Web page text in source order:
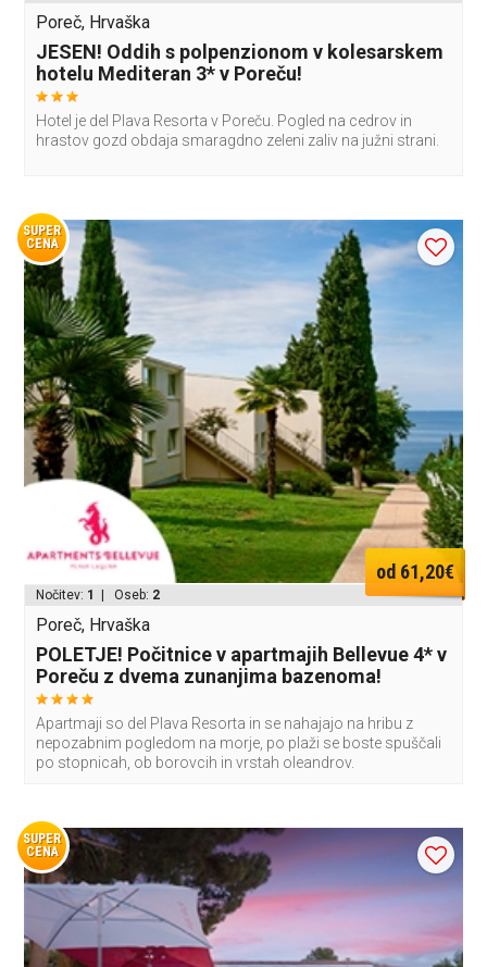
Poreč, Hrvaška
JESEN! Oddih s polpenzionom v kolesarskem
hotelu Mediteran 3* v Poreču!
Hotel je del Plava Resorta v Poreču. Pogled na cedrov in
hrastov gozd obdaja smaragdno zeleni zaliv na južni strani.
SUPER
CENA
od 61,20€
Nočitev: 1 | Oseb: 2
Poreč, Hrvaška
POLETJE! Počitnice v apartmajih Bellevue 4* v
Poreču z dvema zunanjima bazenoma!
Apartmaji so del Plava Resorta in se nahajajo na hribu z
nepozabnim pogledom na morje, po plaži se boste spuščali
po stopnicah, ob borovcih in vrstah oleandrov.
SUPER
CENA